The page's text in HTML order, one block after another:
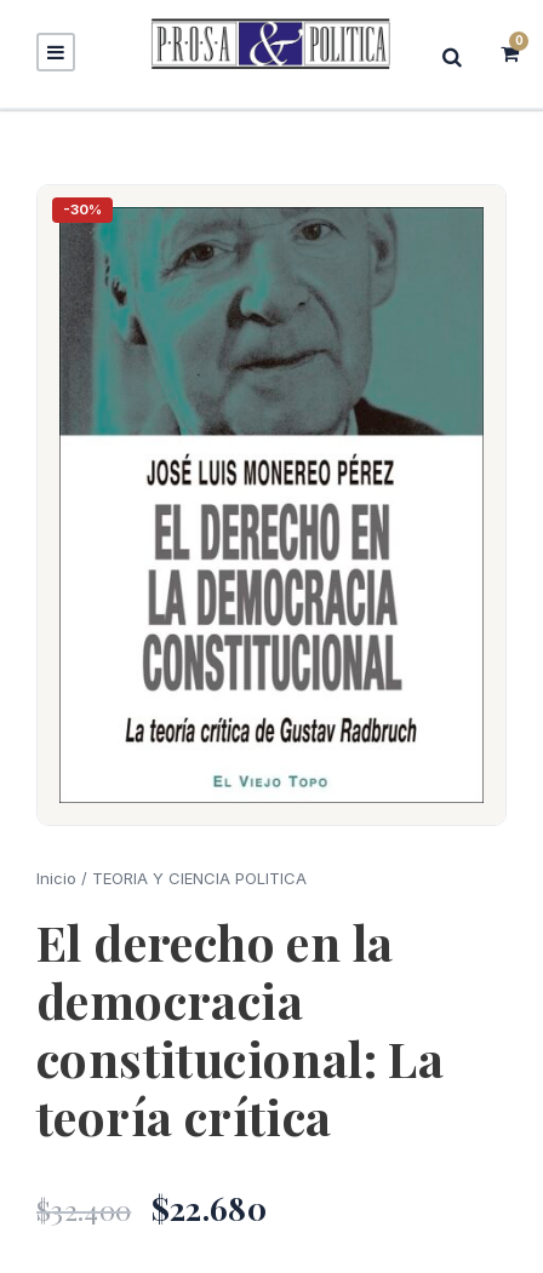
0
-30%
Inicio / TEORIA Y CIENCIA POLITICA
El derecho en la
democracia
constitucional: La
teoría crítica
$32.400 El
$22.680